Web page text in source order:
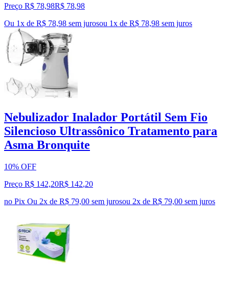
Preço R$ 78,98R$ 78,98
Ou 1x de R$ 78,98 sem jurosou 1x de R$ 78,98 sem juros
Nebulizador Inalador Portátil Sem Fio
Silencioso Ultrassônico Tratamento para
Asma Bronquite
10% OFF
Preço R$ 142,20R$ 142,20
no Pix Ou 2x de R$ 79,00 sem jurosou 2x de R$ 79,00 sem juros